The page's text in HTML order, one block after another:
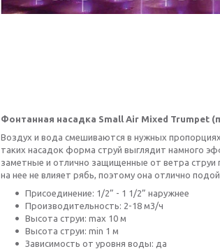
Фонтанная насадка Small Air Mixed Trumpet
Воздух и вода смешиваются в нужных
таких насадок форма струй выглядит намного
заметные и отлично защищенные от ветра
на нее не влияет рябь, поэтому она отлично
Присоединение: 1/2” - 1 1/2” наружнее
Производительность: 2-18 м3/ч
Высота струи: max 10 м
Высота струи: min 1 м
Зависимость от уровня воды: да